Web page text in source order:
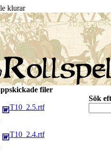
klurar
filer
T10_2.5.rtf
T10_2.4.rtf
Sök